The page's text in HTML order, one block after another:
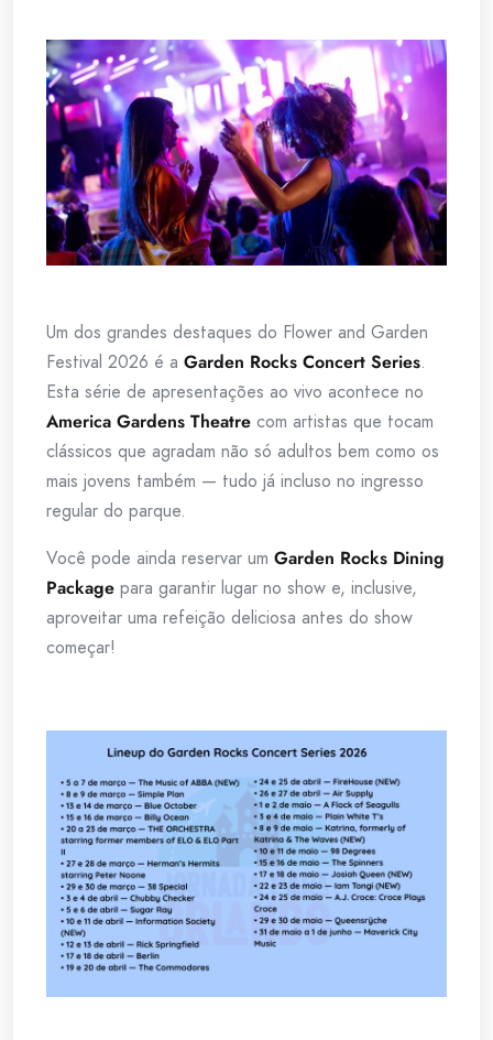
Um dos grandes destaques do Flower and Garden
Festival 2026 é a Garden Rocks Concert Series.
Esta série de apresentações ao vivo acontece no
America Gardens Theatre com artistas que tocam
clássicos que agradam não só adultos bem como os
mais jovens também — tudo já incluso no ingresso
regular do parque.
Você pode ainda reservar um Garden Rocks Dining
Package para garantir lugar no show e, inclusive,
aproveitar uma refeição deliciosa antes do show
começar!